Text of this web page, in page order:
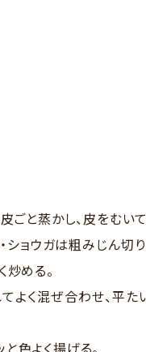
ごと蒸かし、皮をむい
ショウガは粗みじん切
める。
混ぜ合わせ、平た